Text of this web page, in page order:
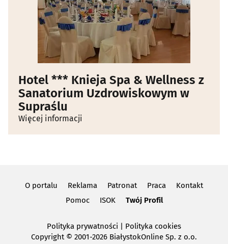
Hotel *** Knieja Spa & Wellness z
Sanatorium Uzdrowiskowym w
Supraślu
Więcej informacji
O portalu Reklama Patronat Praca
Kontakt
Pomoc
ISOK Twój Profil
Polityka prywatności | Polityka cookies
Copyright© 2001-2026 BiałystokOnline Sp. z o.o.